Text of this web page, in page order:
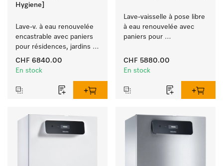
Hygiene]
Lave-v. à eau renouvelée
encastrable avec paniers
pour résidences, jardins
d'enfants et espaces à
exigence d'hygiène.
CHF 6840.00
En stock
Lave-vaisselle à pose libre
à eau renouvelée avec
paniers pour
les restaurants et les
traiteurs.
CHF 5880.00
En stock